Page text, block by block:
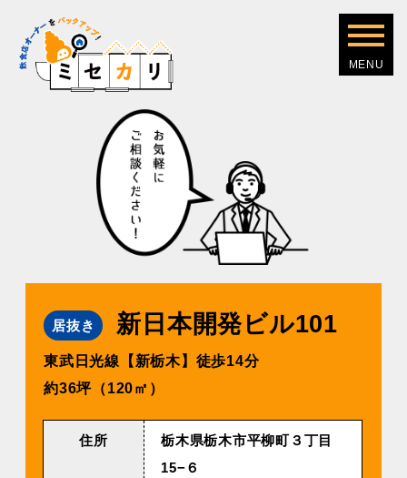
居抜き 新日本開発ビル101
東武日光線【新栃木】徒歩14分
約36坪（120㎡）
住所
栃木県栃木市平柳町３丁目
15−６